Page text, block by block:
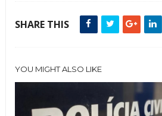
SHARE THIS
YOU MIGHT ALSO LIKE